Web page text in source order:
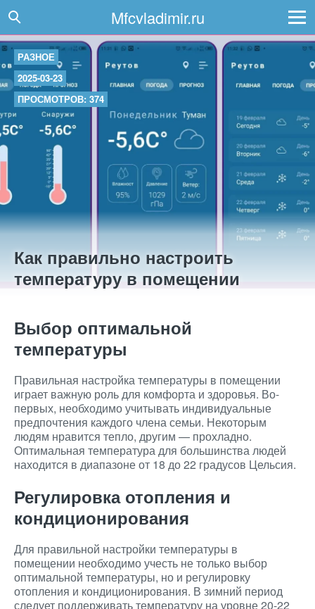
Mfcvladimir.ru
РАЗНОЕ
2025-03-23
ПРОСМОТРОВ: 374
Как правильно настроить
температуру в помещении
Выбор оптимальной
температуры
Правильная настройка температуры в помещении
играет важную роль для комфорта и здоровья. Во-
первых, необходимо учитывать индивидуальные
предпочтения каждого члена семьи. Некоторым
людям нравится тепло, другим — прохладно.
Оптимальная температура для большинства людей
находится в диапазоне от 18 до 22 градусов Цельсия.
Регулировка отопления и
кондиционирования
Для правильной настройки температуры в
помещении необходимо учесть не только выбор
оптимальной температуры, но и регулировку
отопления и кондиционирования. В зимний период
следует поддерживать температуру на уровне 20-22